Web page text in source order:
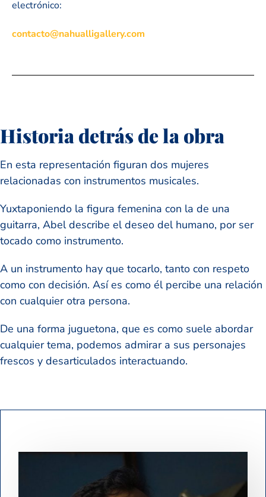
electrónico:
contacto@nahualligallery.com
Historia detrás de la obra
En esta representación figuran dos mujeres
relacionadas con instrumentos musicales.
Yuxtaponiendo la figura femenina con la de una
guitarra, Abel describe el deseo del humano, por ser
tocado como instrumento.
A un instrumento hay que tocarlo, tanto con respeto
como con decisión. Así es como él percibe una relación
con cualquier otra persona.
De una forma juguetona, que es como suele abordar
cualquier tema, podemos admirar a sus personajes
frescos y desarticulados interactuando.